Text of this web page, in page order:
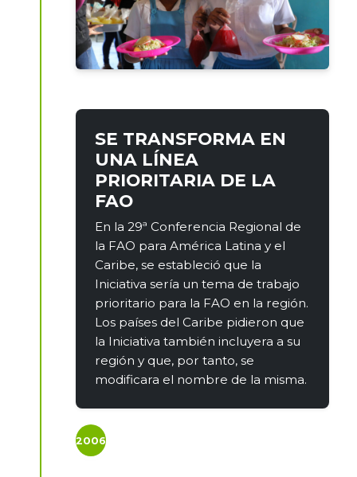
SE TRANSFORMA EN
UNA LÍNEA
PRIORITARIA DE LA
FAO
En la 29ª Conferencia Regional de
la FAO para América Latina y el
Caribe, se estableció que la
Iniciativa sería un tema de trabajo
prioritario para la FAO en la región.
Los países del Caribe pidieron que
la Iniciativa también incluyera a su
región y que, por tanto, se
modificara el nombre de la misma.
2006